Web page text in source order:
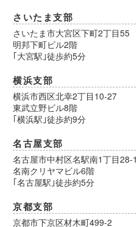
さいたま支部
さいたま市大宮区下町2丁目55
明邦下町ビル2階
｢大宮駅｣徒歩約5分
横浜支部
横浜市西区北幸2丁目10-27
東武立野ビル8階
｢横浜駅｣徒歩約9分
名古屋支部
名古屋市中村区名駅南1丁目28-
名南クリヤマビル6階
｢名古屋駅｣徒歩約5分
京都支部
京都市下京区材木町499-2